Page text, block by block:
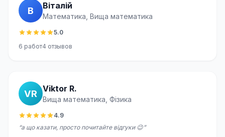
В Віталій
Математика, Вища математика
5.0
6 работ4 отзывов
VR Viktor R.
Вища математика, Фізика
4.9
“а що казати, просто почитайте відгуки 😉”